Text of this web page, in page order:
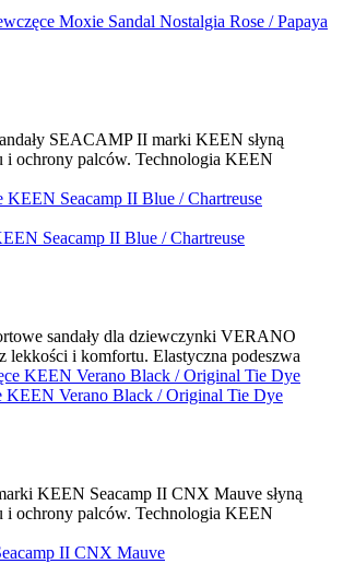
Moxie Sandal Nostalgia Rose / Papaya
SEACAMP II marki KEEN słyną
i ochrony palców. Technologia KEEN
Seacamp II Blue / Chartreuse
sandały dla dziewczynki VERANO
lekkości i komfortu. Elastyczna podeszwa
KEEN Verano Black / Original Tie Dye
KEEN Seacamp II CNX Mauve słyną
i ochrony palców. Technologia KEEN